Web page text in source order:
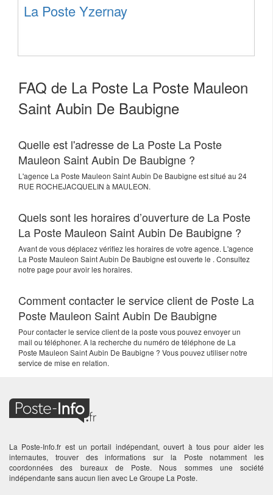
La Poste Yzernay
FAQ de La Poste La Poste Mauleon
Saint Aubin De Baubigne
Quelle est l'adresse de La Poste La Poste
Mauleon Saint Aubin De Baubigne ?
L'agence La Poste Mauleon Saint Aubin De Baubigne est situé au 24
RUE ROCHEJACQUELIN à MAULEON.
Quels sont les horaires d’ouverture de La Poste
La Poste Mauleon Saint Aubin De Baubigne ?
Avant de vous déplacez vérifiez les horaires de votre agence. L'agence
La Poste Mauleon Saint Aubin De Baubigne est ouverte le . Consultez
notre page pour avoir les horaires.
Comment contacter le service client de Poste La
Poste Mauleon Saint Aubin De Baubigne
Pour contacter le service client de la poste vous pouvez envoyer un
mail ou téléphoner. A la recherche du numéro de téléphone de La
Poste Mauleon Saint Aubin De Baubigne ? Vous pouvez utiliser notre
service de mise en relation.
La Poste-Info.fr est un portail indépendant, ouvert à tous pour aider les
internautes, trouver des informations sur la Poste notamment les
coordonnées des bureaux de Poste. Nous sommes une société
indépendante sans aucun lien avec Le Groupe La Poste.